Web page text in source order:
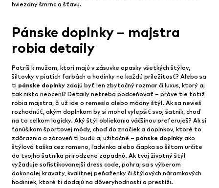
hviezdny šmrnc a šťavu.
Pánske doplnky – majstra
robia detaily
Patríš k mužom, ktorí majú v zásuvke opasky všetkých štýlov,
šiltovky v piatich farbách a hodinky na každú príležitosť? Alebo sa
ti pánske doplnky zdajú byť len zbytočný rozmar či luxus, ktorý aj
tak nikto neocení? Detaily netreba podceňovať – práve tie totiž
robia majstra, či už ide o remeslo alebo módny štýl. Ak sa nevieš
rozhodnúť, akým doplnkom by si mohol vylepšiť svoj šatník, choď
na to celkom logicky. Aký štýl obliekania väčšinou preferuješ? Ak si
fanúšikom športovej módy, choď do značiek a doplnkov, ktoré to
zdôraznia a zároveň ti budú aj užitočné – pánske doplnky ako
štýlová taška cez rameno, ľadvinka alebo čiapka so šiltom určite
do tvojho šatníka prirodzene zapadnú. Ak tvoj životný štýl
vyžaduje sofistikovanejší dress code, pohraj sa s výberom
dokonalej kravaty, kvalitnej peňaženky či štýlových náramkových
hodiniek, ktoré ti dodajú na dôveryhodnosti a prestíži.